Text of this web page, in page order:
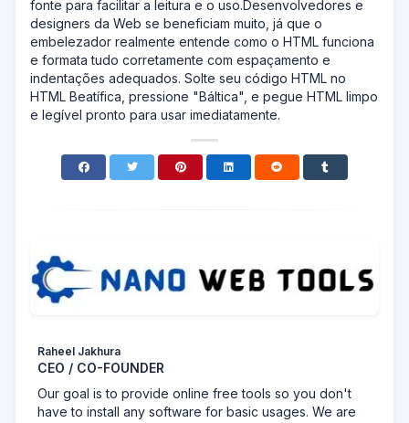
fonte para facilitar a leitura e o uso.Desenvolvedores e
designers da Web se beneficiam muito, já que o
embelezador realmente entende como o HTML funciona
e formata tudo corretamente com espaçamento e
indentações adequados. Solte seu código HTML no
HTML Beatífica, pressione "Báltica", e pegue HTML limpo
e legível pronto para usar imediatamente.
Raheel Jakhura
CEO / CO-FOUNDER
Our goal is to provide online free tools so you don't
have to install any software for basic usages. We are